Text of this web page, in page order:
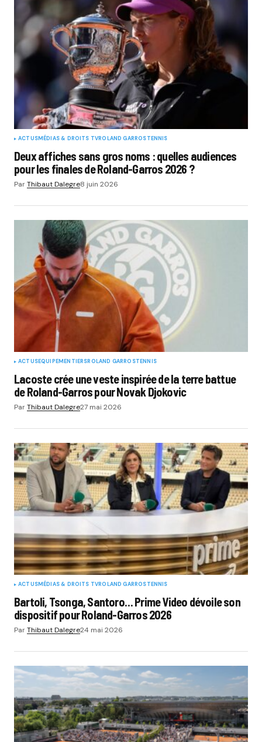
ACTUSMÉDIAS & DROITS TVROLAND GARROSTENNIS
Deux affiches sans gros noms : quelles audiences
pour les finales de Roland-Garros 2026 ?
ParThibaut Dalegre8 juin 2026
ACTUSEQUIPEMENTIERSROLAND GARROSTENNIS
Lacoste crée une veste inspirée de la terre battue
de Roland-Garros pour Novak Djokovic
ParThibaut Dalegre27 mai 2026
ACTUSMÉDIAS & DROITS TVROLAND GARROSTENNIS
Bartoli, Tsonga, Santoro… Prime Video dévoile son
dispositif pour Roland-Garros 2026
ParThibaut Dalegre24 mai 2026